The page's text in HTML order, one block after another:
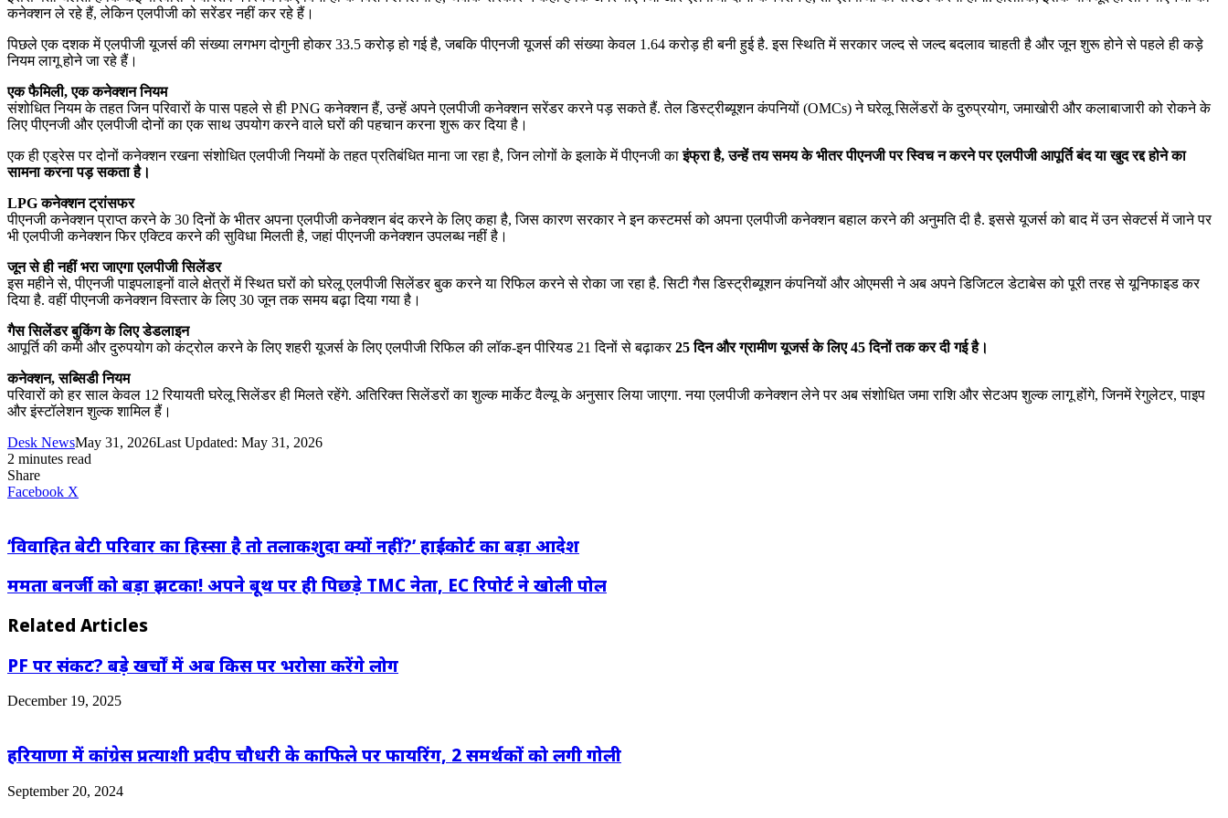
कनेक्‍शन ले रहे हैं, लेकिन एलपीजी को सरेंडर नहीं कर रहे हैं।
पिछले एक दशक में एलपीजी यूजर्स की संख्या लगभग दोगुनी होकर 33.5 करोड़ हो गई है, जबकि पीएनजी यूजर्स की संख्या केवल 1.64 करोड़ ही बनी हुई है. इस स्थिति में सरकार जल्‍द से जल्‍द बदलाव चाहती है और जून शुरू होने से पहले ही कड़े
नियम लागू होने जा रहे हैं।
एक फैमिली, एक कनेक्‍शन नियम
संशोधित नियम के तहत जिन परिवारों के पास पहले से ही PNG कनेक्‍शन हैं, उन्‍हें अपने एलपीजी कनेक्‍शन सरेंडर करने पड़ सकते हैं. तेल डिस्‍ट्रीब्‍यूशन कंपनियों (OMCs) ने घरेलू सिलेंडरों के दुरुप्रयोग, जमाखोरी और कलाबाजारी को रोकने के
लिए पीएनजी और एलपीजी दोनों का एक साथ उपयोग करने वाले घरों की पहचान करना शुरू कर दिया है।
एक ही एड्रेस पर दोनों कनेक्‍शन रखना संशोधित एलपीजी नियमों के तहत प्रतिबंधित माना जा रहा है, जिन लोगों के इलाके में पीएनजी काइंफ्रा है, उन्‍हें तय समय के भीतर पीएनजी पर स्विच न करने पर एलपीजी आपूर्ति बंद या खुद रद्द होने का
सामना करना पड़ सकता है।
LPG कनेक्‍शन ट्रांसफर
पीएनजी कनेक्‍शन प्राप्‍त करने के 30 दिनों के भीतर अपना एलपीजी कनेक्‍शन बंद करने के लिए कहा है, जिस कारण सरकार ने इन कस्‍टमर्स को अपना एलपीजी कनेक्‍शन बहाल करने की अनुमति दी है. इससे यूजर्स को बाद में उन सेक्‍टर्स में जाने पर
भी एलपीजी कनेक्‍शन फिर एक्टिव करने की सुविधा मिलती है, जहां पीएनजी कनेक्‍शन उपलब्‍ध नहीं है।
जून से ही नहीं भरा जाएगा एलपीजी सिलेंडर
इस महीने से, पीएनजी पाइपलाइनों वाले क्षेत्रों में स्थित घरों को घरेलू एलपीजी सिलेंडर बुक करने या रिफिल करने से रोका जा रहा है. सिटी गैस डिस्ट्रीब्यूशन कंपनियों और ओएमसी ने अब अपने डिजिटल डेटाबेस को पूरी तरह से यूनिफाइड कर
दिया है. वहीं पीएनजी कनेक्‍शन विस्‍तार के लिए 30 जून तक समय बढ़ा दिया गया है।
गैस सिलेंडर बुकिंग के लिए डेडलाइन
आपूर्ति की कमी और दुरुपयोग को कंट्रोल करने के लिए शहरी यूजर्स के लिए एलपीजी रिफिल की लॉक-इन पीरियड 21 दिनों से बढ़ाकर25 दिन और ग्रामीण यूजर्स के लिए 45 दिनों तक कर दी गई है।
कनेक्शन, सब्सिडी नियम
परिवारों को हर साल केवल 12 रियायती घरेलू सिलेंडर ही मिलते रहेंगे. अतिरिक्त सिलेंडरों का शुल्क मार्केट वैल्‍यू के अनुसार लिया जाएगा. नया एलपीजी कनेक्शन लेने पर अब संशोधित जमा राशि और सेटअप शुल्क लागू होंगे, जिनमें रेगुलेटर, पाइप
और इंस्टॉलेशन शुल्क शामिल हैं।
Desk NewsMay 31, 2026Last Updated: May 31, 2026
2 minutes read
Share
Facebook X
‘विवाहित बेटी परिवार का हिस्सा है तो तलाकशुदा क्यों नहीं?’ हाईकोर्ट का बड़ा आदेश
ममता बनर्जी को बड़ा झटका! अपने बूथ पर ही पिछड़े TMC नेता, EC रिपोर्ट ने खोली पोल
Related Articles
PF पर संकट? बड़े खर्चों में अब किस पर भरोसा करेंगे लोग
December 19, 2025
हरियाणा में कांग्रेस प्रत्याशी प्रदीप चौधरी के काफिले पर फायरिंग, 2 समर्थकों को लगी गोली
September 20, 2024